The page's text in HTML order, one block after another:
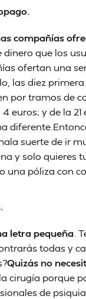
compañías
dinero que los
ofertan una
las diez
por tramos de
4 euros; y de la
suerte de ir
y solo quieres
póliza con
letra pequeña .
todas y
Quizás no
cirugía porque
de